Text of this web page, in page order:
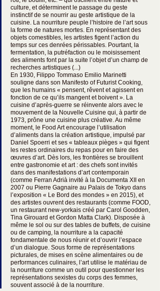
culture, et déterminent le passage du geste
instinctif de se nourrir au geste artistique de la
cuisine. La nourriture peuple l’histoire de l’art sous
la forme de natures mortes. En représentant des
objets comestibles, les artistes figent l’action du
temps sur ces denrées périssables. Pourtant, la
fermentation, la putréfaction ou le moisissement
des aliments font par la suite l’objet d’un champ de
recherches artistiques (...)
En 1930, Filippo Tommaso Emilio Marinetti
souligne dans son Manifesto of Futurist Cooking,
que les humains « pensent, rêvent et agissent en
fonction de ce qu’ils mangent et boivent ». La
cuisine d’après-guerre se réinvente alors avec le
mouvement de la Nouvelle Cuisine qui, à partir de
1973, prône une cuisine plus créative. Au même
moment, le Food Art encourage l’utilisation
d’aliments dans la création artistique, impulsé par
Daniel Spoerri et ses « tableaux pièges » qui figent
les restes ordinaires du repas pour en faire des
œuvres d’art. Dès lors, les frontières se brouillent
entre gastronomie et art : des chefs sont invités
dans des manifestations d’art contemporain
(comme Ferran Adrià invité à la Documenta XII en
2007 ou Pierre Gagnaire au Palais de Tokyo dans
l’exposition « Le Bord des mondes » en 2015), et
des artistes ouvrent des restaurants (comme FOOD,
un restaurant new-yorkais créé par Carol Goodden,
Tina Girouard et Gordon Matta Clark). Disposée à
même le sol ou sur des tables de buffets, de cuisine
ou de camping, la nourriture a la capacité
fondamentale de nous réunir et d’ouvrir l’espace
d’un dialogue. Sous forme de représentations
picturales, de mises en scène alimentaires ou de
performances culinaires, l’art utilise le matériau de
la nourriture comme un outil pour questionner les
représentations sexistes du corps des femmes,
souvent associé à de la nourriture.